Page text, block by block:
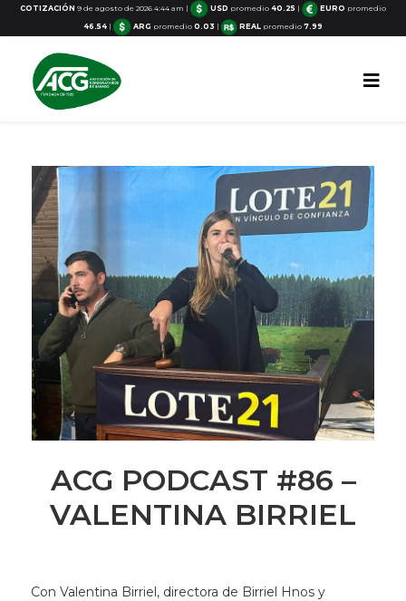
COTIZACIÓN 9 de agosto de 2026 4:44 am | USD promedio 40.25 | EURO promedio
46.54 | ARG promedio 0.03 | REALpromedio 7.99
ACG PODCAST #86 –
VALENTINA BIRRIEL
Con Valentina Birriel, directora de Birriel Hnos y